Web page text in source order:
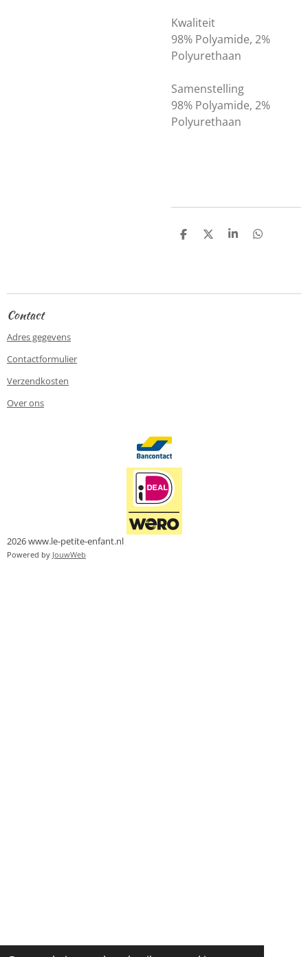
Kwaliteit
98% Polyamide, 2%
Polyurethaan
Samenstelling
98% Polyamide, 2%
Polyurethaan
D
D
S
D
Contact
Adres gegevens
Contactformulier
Verzendkosten
Over ons
2026 www.le-petite-enfant.nl
Powered by JouwWeb